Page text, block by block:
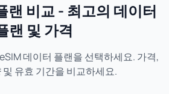
랜 비교 - 최고의 데이터
랜 및 가격
데이터 플랜을 선택하세요. 가격,
유효 기간을 비교하세요.